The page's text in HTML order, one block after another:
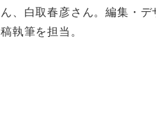
ん、白取春彦さん。編集・
稿執筆を担当。